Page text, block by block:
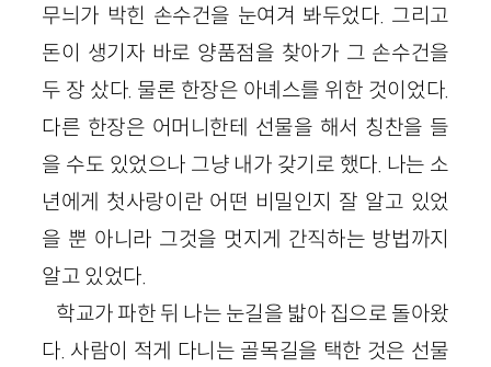
무늬가 박힌 손수건을 눈여겨 봐두었다. 그리고
돈이 생기자 바로 양품점을 찾아가 그 손수건을
두 장 샀다. 물론 한장은 아녜스를 위한 것이었다.
다른 한장은 어머니한테 선물을 해서 칭찬을 들
을 수도 있었으나 그냥 내가 갖기로 했다. 나는 소
년에게 첫사랑이란 어떤 비밀인지 잘 알고 있었
을 뿐 아니라 그것을 멋지게 간직하는 방법까지
알고 있었다.
학교가 파한 뒤 나는 눈길을 밟아 집으로 돌아왔
다. 사람이 적게 다니는 골목길을 택한 것은 선물